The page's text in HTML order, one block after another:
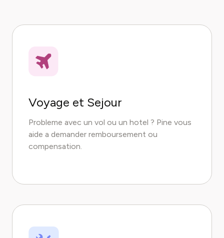
Voyage et Sejour
Probleme avec un vol ou un hotel ? Pine vous
aide a demander remboursement ou
compensation.